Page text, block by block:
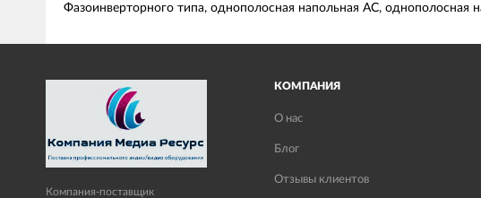
Фазоинверторного типа, однополосная напольная АС, однополосная
Компания-поставщик
КОМПАНИЯ
О нас
Блог
Отзывы клиентов